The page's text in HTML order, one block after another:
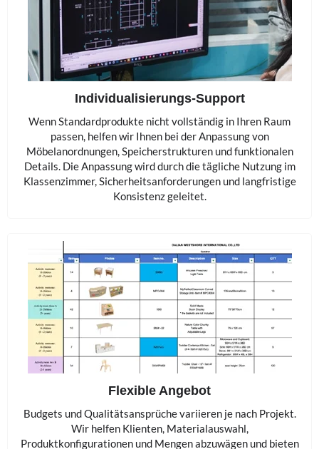
Individualisierungs-Support
Wenn Standardprodukte nicht vollständig in Ihren Raum
passen, helfen wir Ihnen bei der Anpassung von
Möbelanordnungen, Speicherstrukturen und funktionalen
Details. Die Anpassung wird durch die tägliche Nutzung im
Klassenzimmer, Sicherheitsanforderungen und langfristige
Konsistenz geleitet.
Flexible Angebot
Budgets und Qualitätsansprüche variieren je nach Projekt.
Wir helfen Klienten, Materialauswahl,
Produktkonfigurationen und Mengen abzuwägen und bieten